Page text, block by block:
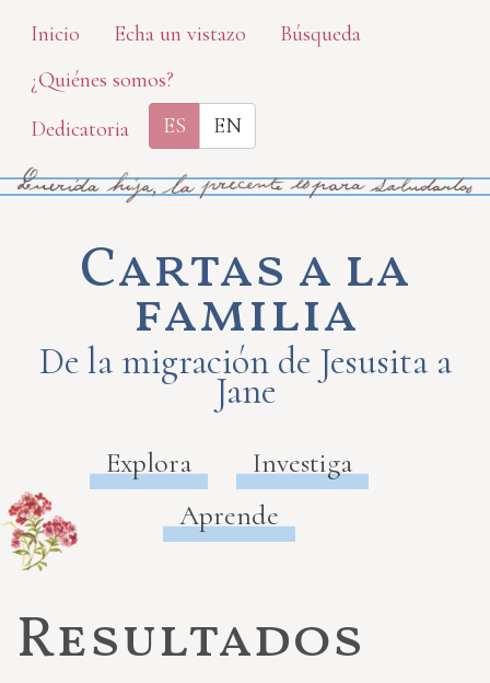
Skip
main
content
Inicio Echa un vistazo
Búsqueda
¿Quiénes somos?
Dedicatoria
ES EN
Cartas a la
familia
De la migración de Jesusita a
Jane
Explora
Investiga
Aprende
Resultados